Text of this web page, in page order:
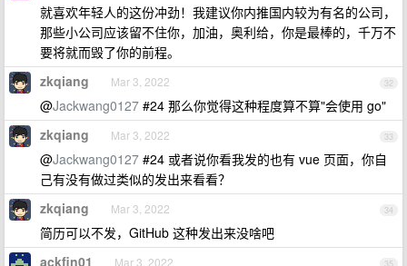
就喜欢年轻人的这份冲劲！我建议你内推国内较为有名的公司，
那些小公司应该留不住你，加油，奥利给，你是最棒的，千万不
要将就而毁了你的前程。
32
zkqiang Mar 3, 2022
@Jackwang0127 #24 那么你觉得这种程度算不算"会使用 go"
33
zkqiang Mar 3, 2022
@Jackwang0127 #24 或者说你看我发的也有 vue 页面，你自
己有没有做过类似的发出来看看？
34
zkqiang Mar 3, 2022
简历可以不发，GitHub 这种发出来没啥吧
ackfin01 Mar 3, 2022